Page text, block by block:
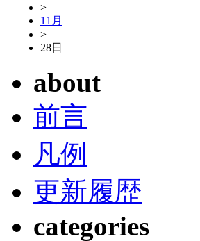
>
11月
>
28日
about
前言
凡例
更新履歴
categories